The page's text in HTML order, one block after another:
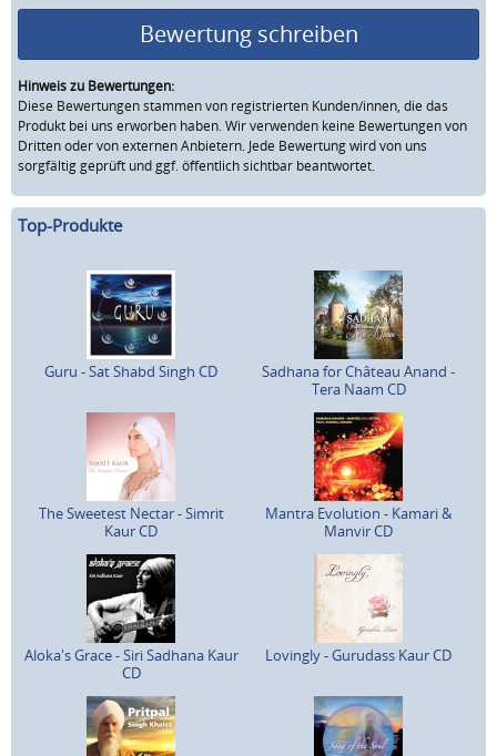
Bewertung schreiben
Hinweis zu Bewertungen:
Diese Bewertungen stammen von registrierten Kunden/innen, die das
Produkt bei uns erworben haben. Wir verwenden keine Bewertungen von
Dritten oder von externen Anbietern. Jede Bewertung wird von uns
sorgfältig geprüft und ggf. öffentlich sichtbar beantwortet.
Top-Produkte
Guru - Sat Shabd Singh CD
Sadhana for Château Anand -
Tera Naam CD
The Sweetest Nectar - Simrit
Kaur CD
Mantra Evolution - Kamari &
Manvir CD
Aloka's Grace - Siri Sadhana Kaur
CD
Lovingly - Gurudass Kaur CD